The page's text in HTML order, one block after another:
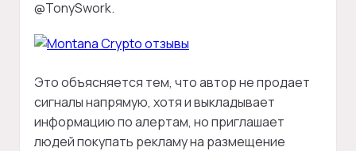
@TonySwork.
Это объясняется тем, что автор не продает
сигналы напрямую, хотя и выкладывает
информацию по алертам, но приглашает
людей покупать рекламу на размещение